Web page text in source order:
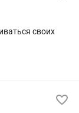
своих